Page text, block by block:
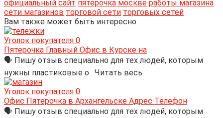
официальный сайт пятерочка москве работы магазина
сети магазинов торговой сети торговых сетей
Вам также может быть интересно
Уголок покупателя 0
Пятерочка Главный Офис в Курске на
🗣 Пишу отзыв специально для тех людей, которым
нужны пластиковые о . Читать весь
Уголок покупателя 0
Офис Пятерочка в Архангельске Адрес Телефон
🗣 Пишу отзыв специально для тех людей, которым